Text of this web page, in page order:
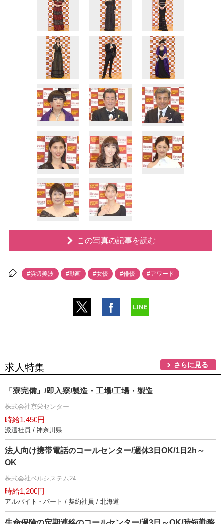
この写真の記事を読む
#浜辺美波 #動画 #女優 #俳優 #アワード
求人特集 さらに見る
「寮完備」/即入寮/製造・工場/工場・製造
株式会社京栄センター
時給1,450円
派遣社員 / 神奈川県
法人向け携帯電話のコールセンター/週休3日OK/1日2h～
OK
株式会社ベルシステム24
時給1,200円
アルバイト・パート / 契約社員 / 北海道
生命保険の定期連絡のコールセンター/週3日～OK/時短勤務